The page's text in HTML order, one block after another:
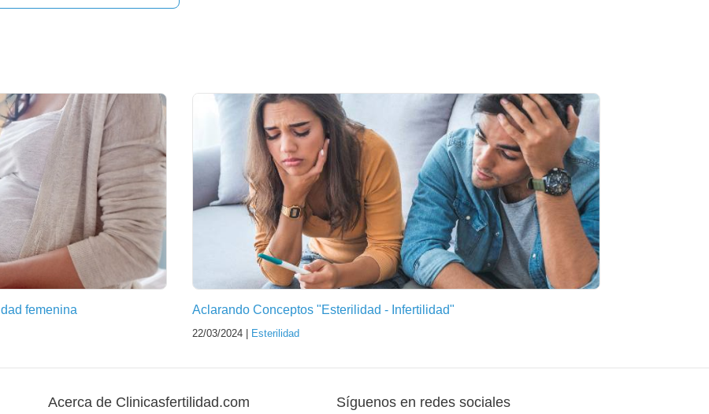
femenina Aclarando Conceptos "Esterilidad - Infertilidad"
22/03/2024 | Esterilidad
Acerca de Clinicasfertilidad.com Síguenos en redes sociales